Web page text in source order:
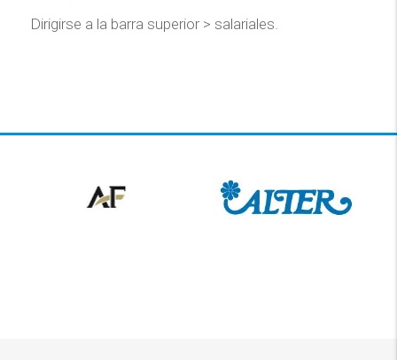
Dirigirse a la barra superior > salariales.